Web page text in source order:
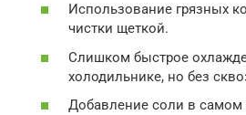
Использование грязных
чистки щеткой.
Слишком быстрое
холодильнике, но без
Добавление соли в самом